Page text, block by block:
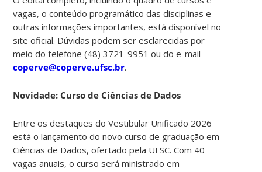
vagas, o conteúdo programático das disciplinas e
outras informações importantes, está disponível no
site oficial. Dúvidas podem ser esclarecidas por
meio do telefone (48) 3721-9951 ou do e-mail
coperve@coperve.ufsc.br.
Novidade: Curso de Ciências de Dados
Entre os destaques do Vestibular Unificado 2026
está o lançamento do novo curso de graduação em
Ciências de Dados, ofertado pela UFSC. Com 40
vagas anuais, o curso será ministrado em